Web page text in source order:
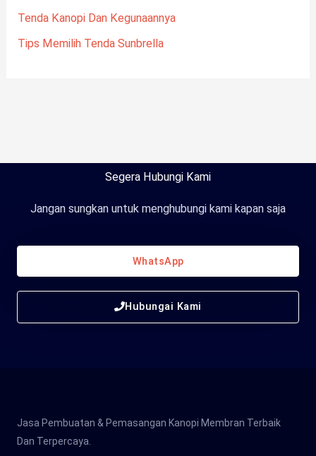
Tenda Kanopi Dan Kegunaannya
Tips Memilih Tenda Sunbrella
Segera Hubungi Kami
Jangan sungkan untuk menghubungi kami kapan saja
WhatsApp
Hubungai Kami
Jasa Pembuatan & Pemasangan Kanopi Membran Terbaik
Dan Terpercaya.